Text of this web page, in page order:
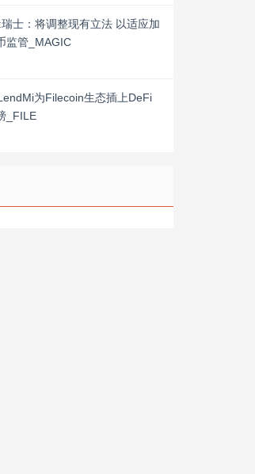
士：将调整现有立法 以适应加
监管_MAGIC
为Filecoin生态插上DeFi
_FILE